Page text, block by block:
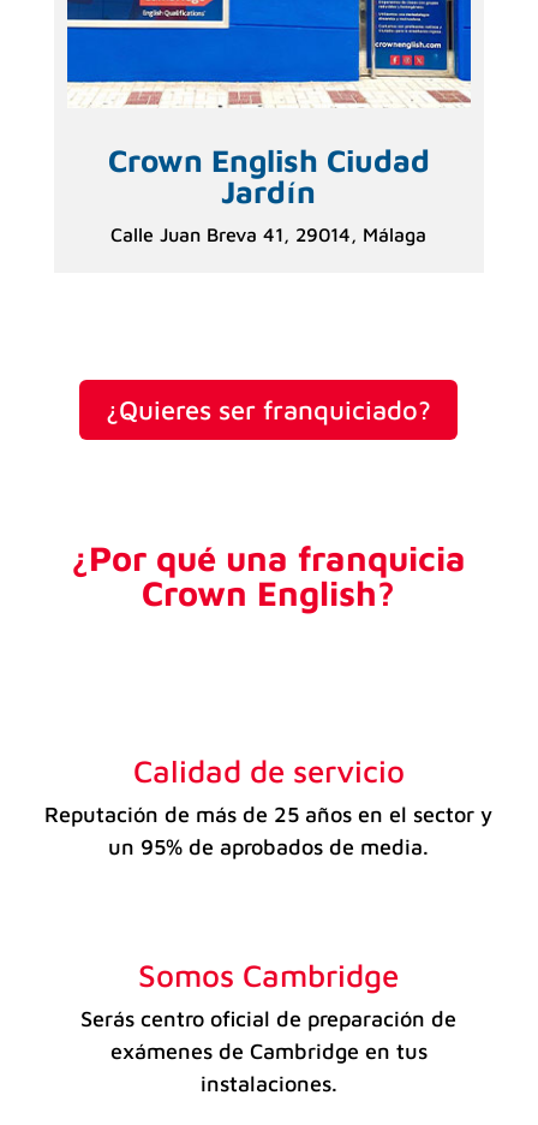
Crown English Ciudad
Jardín
Calle Juan Breva 41, 29014, Málaga
¿Quieres ser franquiciado?
¿Por qué una franquicia
Crown English?
Calidad de servicio
Reputación de más de 25 años en el sector y
un 95% de aprobados de media.
Somos Cambridge
Serás centro oficial de preparación de
exámenes de Cambridge en tus
instalaciones.